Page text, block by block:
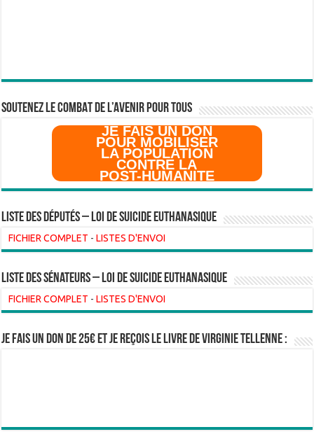
SOUTENEZ LE COMBAT DE L’AVenir pour Tous
JE FAIS UN DON
POUR MOBILISER
LA POPULATION
CONTRE LA
POST-HUMANITE
Liste des Députés – Loi de suicide euthanasique
FICHIER COMPLET -LISTES D'ENVOI
liste des sénateurs – loi de suicide euthanasique
FICHIER COMPLET -LISTES D'ENVOI
Je fais un don de 25€ et je reçois le livre de Virginie Tellenne :